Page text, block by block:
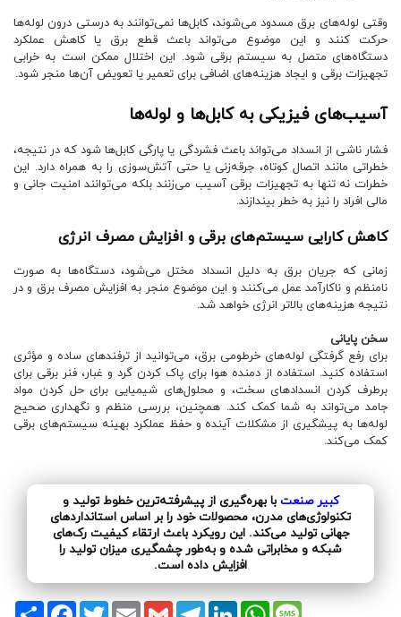
وقتی لوله‌های برق مسدود می‌شوند، کابل‌ها نمی‌توانند به درستی درون لوله‌ها
حرکت کنند و این موضوع می‌تواند باعث قطع برق یا کاهش عملکرد
دستگاه‌های متصل به سیستم برقی شود. این اختلال ممکن است به خرابی
تجهیزات برقی و ایجاد هزینه‌های اضافی برای تعمیر یا تعویض آن‌ها منجر شود.
آسیب‌های فیزیکی به کابل‌ها و لوله‌ها
فشار ناشی از انسداد می‌تواند باعث فشردگی یا پارگی کابل‌ها شود که در نتیجه،
خطراتی مانند اتصال کوتاه، جرقه‌زنی یا حتی آتش‌سوزی را به همراه دارد. این
خطرات نه تنها به تجهیزات برقی آسیب می‌زنند بلکه می‌توانند امنیت جانی و
مالی افراد را نیز به خطر بیندازند.
کاهش کارایی سیستم‌های برقی و افزایش مصرف انرژی
زمانی که جریان برق به دلیل انسداد مختل می‌شود، دستگاه‌ها به صورت
نامنظم و ناکارآمد عمل می‌کنند و این موضوع منجر به افزایش مصرف برق و در
نتیجه هزینه‌های بالاتر انرژی خواهد شد.
سخن پایانی
برای رفع گرفتگی لوله‌های خرطومی برق، می‌توانید از ترفندهای ساده و مؤثری
استفاده کنید. استفاده از دمنده هوا برای پاک کردن گرد و غبار، فنر برقی برای
برطرف کردن انسدادهای سخت، و محلول‌های شیمیایی برای حل کردن مواد
جامد می‌تواند به شما کمک کند. همچنین، بررسی منظم و نگهداری صحیح
لوله‌ها به پیشگیری از مشکلات آینده و حفظ عملکرد بهینه سیستم‌های برقی
کمک می‌کند.
کبیر صنعت با بهره‌گیری از پیشرفته‌ترین خطوط تولید و
تکنولوژی‌های مدرن، محصولات خود را بر اساس استانداردهای
جهانی تولید می‌کند. این رویکرد باعث ارتقاء کیفیت رک‌های
شبکه و مخابراتی شده و به‌طور چشمگیری میزان تولید را
افزایش داده است.
Share
FacebookTwitter Email Gmail
TelegramLinkedInWhatsAppMessage